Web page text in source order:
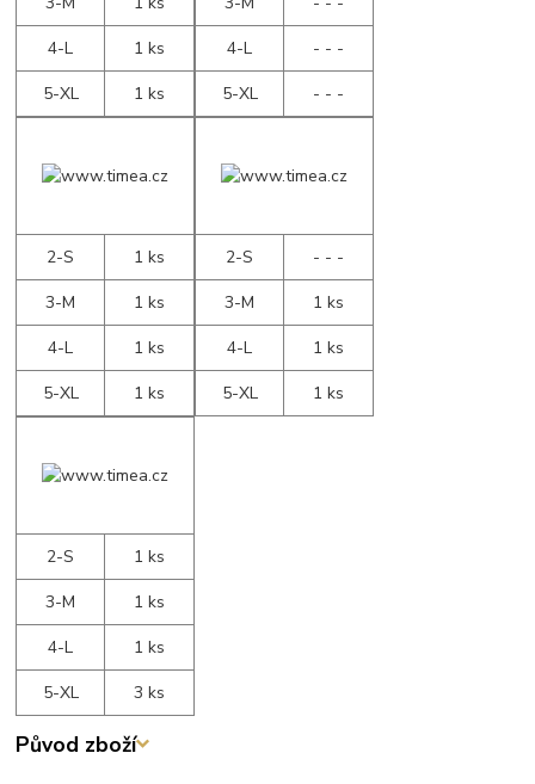
4-L
1 ks
5-XL
1 ks
4-L
- - -
5-XL
- - -
2-S
1 ks
3-M
1 ks
4-L
1 ks
5-XL
1 ks
2-S
- - -
3-M
1 ks
4-L
1 ks
5-XL
1 ks
2-S
1 ks
3-M
1 ks
4-L
1 ks
5-XL
3 ks
Původ zboží